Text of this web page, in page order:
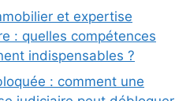
et expertise
: quelles compétences
indispensables ?
: comment une